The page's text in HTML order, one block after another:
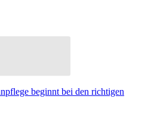
beginnt bei den richtigen